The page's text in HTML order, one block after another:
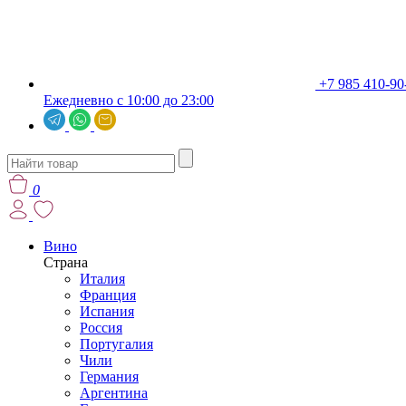
+7 985 410-
Ежедневно с 10:00 до 23:00
0
Вино
Страна
Италия
Франция
Испания
Россия
Португалия
Чили
Германия
Аргентина